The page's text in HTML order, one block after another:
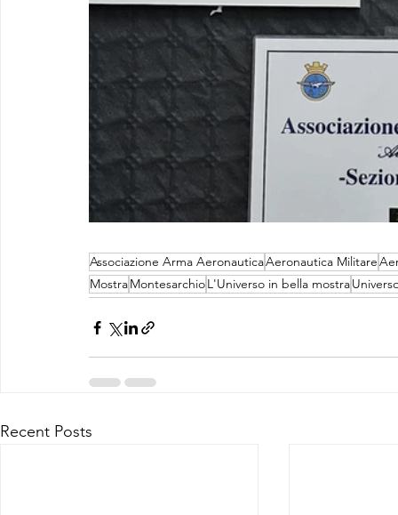
Associazione Arma AeronauticaAeronautica Militare
MostraMontesarchioL'Universo in bella mostra
Recent Posts